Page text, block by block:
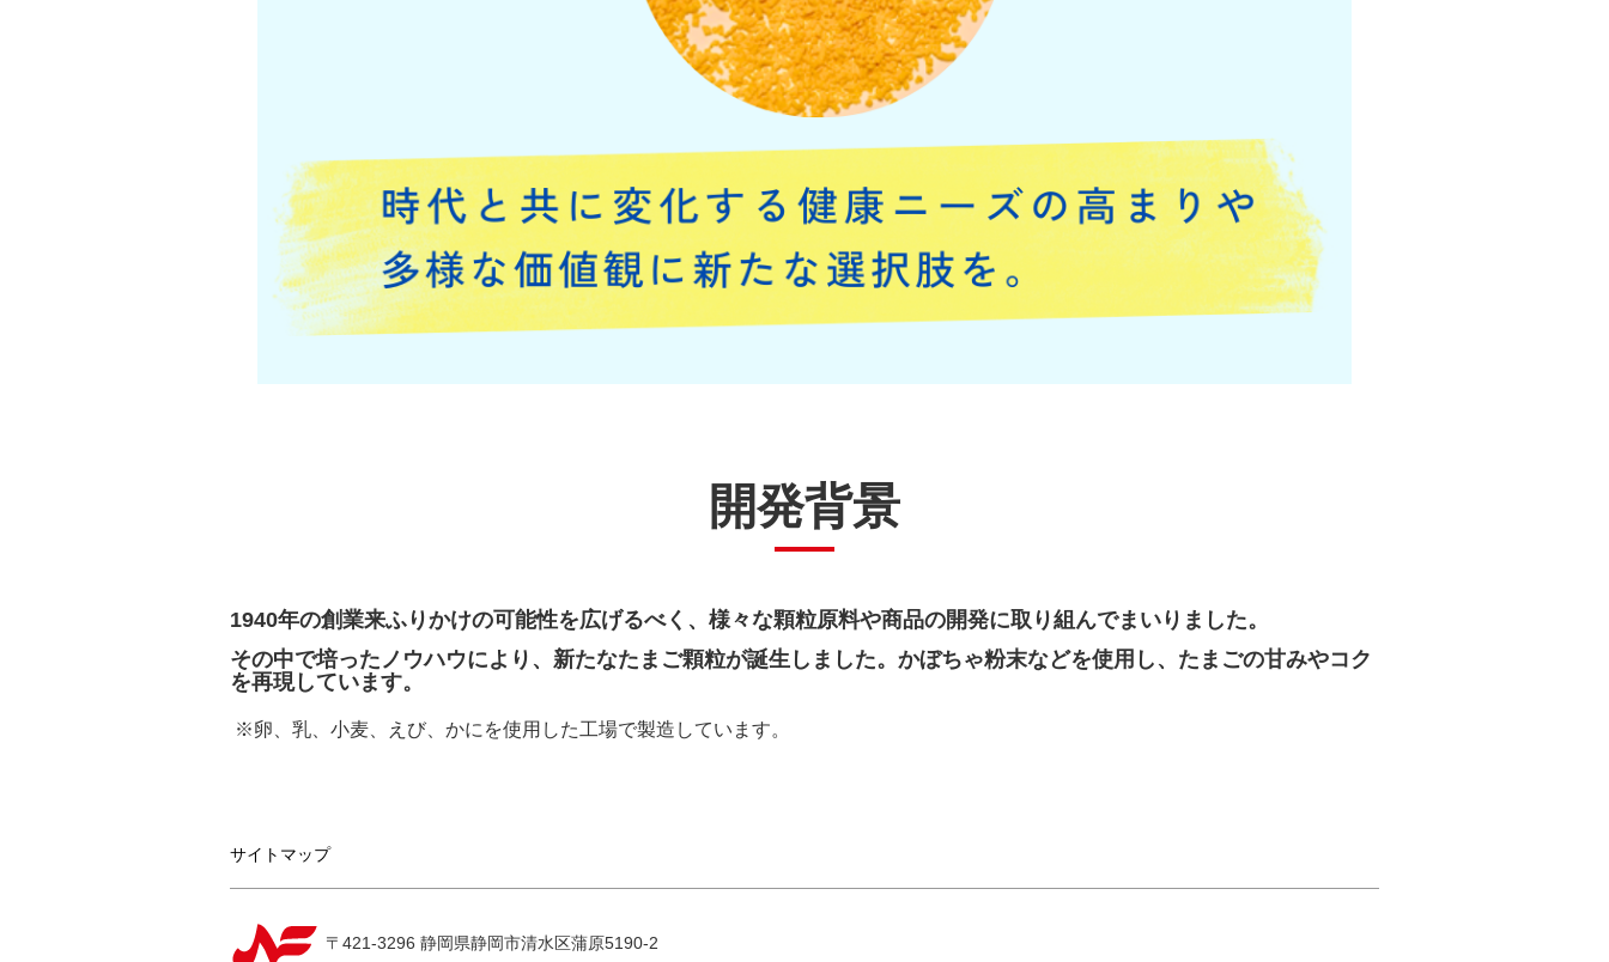
開発背景
1940年の創業来ふりかけの可能性を広げるべく、様々な顆粒原料や商品の開発に取り組んでまいりました。
その中で培ったノウハウにより、新たなたまご顆粒が誕生しました。かぼちゃ粉末などを使用し、たまごの甘みやコク
を再現しています。
※卵、乳、小麦、えび、かにを使用した工場で製造しています。
サイトマップ
〒421-3296 静岡県静岡市清水区蒲原5190-2